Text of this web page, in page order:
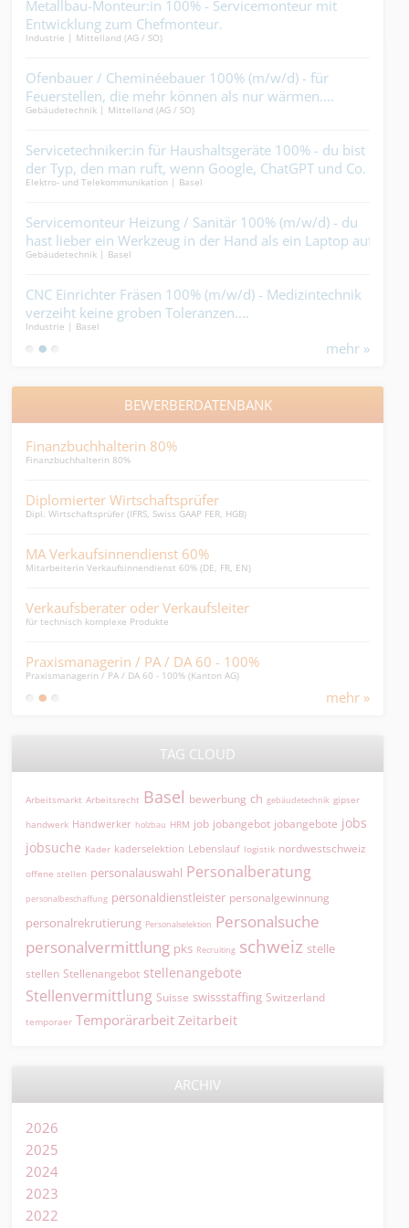
Metallbau-Monteur:in 100% - Servicemonteur mit
Entwicklung zum Chefmonteur.
Industrie | Mittelland (AG / SO)
Ofenbauer / Cheminéebauer 100% (m/w/d) - für
Feuerstellen, die mehr können als nur wärmen....
Gebäudetechnik | Mittelland (AG / SO)
Servicetechniker:in für Haushaltsgeräte 100% - du bist
der Typ, den man ruft, wenn Google, ChatGPT und Co.
keine Lösung mehr weiss....
Elektro- und Telekommunikation | Basel
Servicemonteur Heizung / Sanitär 100% (m/w/d) - du
hast lieber ein Werkzeug in der Hand als ein Laptop auf
dem Schoss....
Gebäudetechnik | Basel
CNC Einrichter Fräsen 100% (m/w/d) - Medizintechnik
verzeiht keine groben Toleranzen....
Industrie | Basel
mehr »
BEWERBERDATENBANK
Finanzbuchhalterin 80%
Finanzbuchhalterin 80%
Diplomierter Wirtschaftsprüfer
Dipl. Wirtschaftsprüfer (IFRS, Swiss GAAP FER, HGB)
MA Verkaufsinnendienst 60%
Mitarbeiterin Verkaufsinnendienst 60% (DE, FR, EN)
Verkaufsberater oder Verkaufsleiter
für technisch komplexe Produkte
Praxismanagerin / PA / DA 60 - 100%
Praxismanagerin / PA / DA 60 - 100% (Kanton AG)
mehr »
TAG CLOUD
Arbeitsmarkt Arbeitsrecht Basel bewerbung ch gebäudetechnik gipser
handwerk Handwerker holzbau HRM job jobangebot jobangebote jobs
jobsuche Kader kaderselektion Lebenslauf logistik nordwestschweiz
offene stellen personalauswahl Personalberatung
personalbeschaffung personaldienstleister personalgewinnung
personalrekrutierung Personalselektion Personalsuche
personalvermittlung pks Recruiting schweiz stelle
stellen Stellenangebot stellenangebote
Stellenvermittlung Suisse swissstaffing Switzerland
temporaer Temporärarbeit Zeitarbeit
ARCHIV
2026
2025
2024
2023
2022